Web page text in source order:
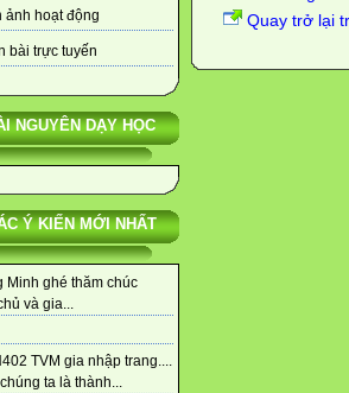
ảnh hoạt động
bài trực tuyến
NGUYÊN DẠY HỌC
Ý KIẾN MỚI NHẤT
Minh ghé thăm chúc
và gia...
TVM gia nhập trang....
ta là thành...
Quay trở lại